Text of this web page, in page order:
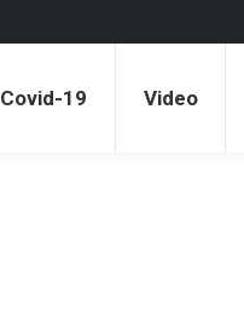
Covid-19 Video